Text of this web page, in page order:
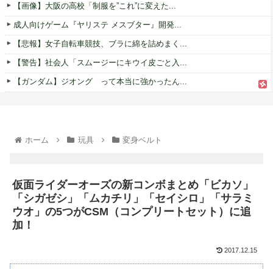
【画像】大阪の高校「制服を”これ”に変えた...
成人向けゲーム『ヤリステ メスブター』開発...
【悲報】女子自転車競技、ブラに綿を詰めまく...
【警告】社会人「スムージーにキウイ皮ごと入...
【ガンダム】ジオング って本当に強かったん...
ホーム 玩具 変身ベルト
仮面ライダーオーズの新コンボまとめ「ビカソ」
「シガゼシ」「ムカチリ」「セイシロ」「サラミ
ウオ」の5つがCSM（コンプリートセット）に追
加！
2017.12.15